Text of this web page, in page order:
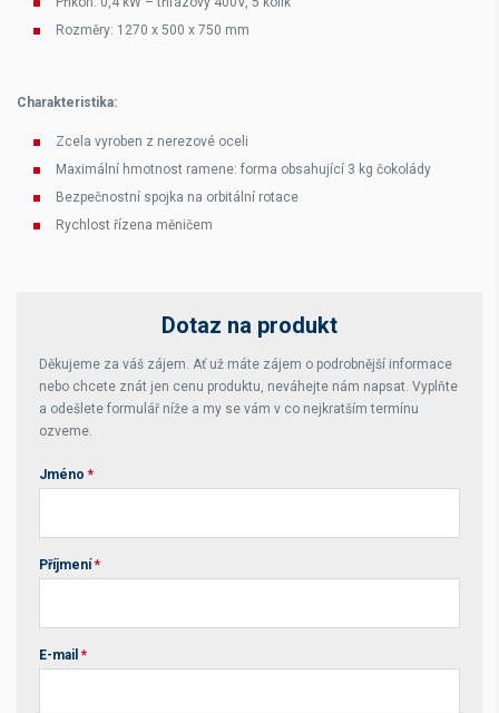
Rozměry: 1270 x 500 x 750 mm
Charakteristika:
Zcela vyroben z nerezové oceli
Maximální hmotnost ramene: forma obsahující 3 kg čokolády
Bezpečnostní spojka na orbitální rotace
Rychlost řízena měničem
Dotaz na produkt
Děkujeme za váš zájem. Ať už máte zájem o podrobnější informace
nebo chcete znát jen cenu produktu, neváhejte nám napsat. Vyplňte
a odešlete formulář níže a my se vám v co nejkratším termínu
ozveme.
Jméno *
Příjmení *
E-mail *